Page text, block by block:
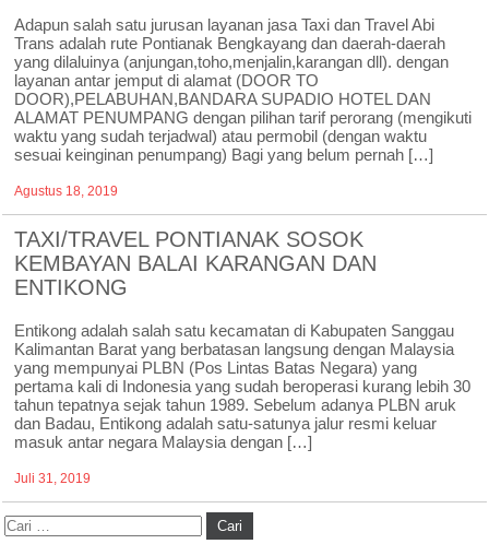
Adapun salah satu jurusan layanan jasa Taxi dan Travel Abi
Trans adalah rute Pontianak Bengkayang dan daerah-daerah
yang dilaluinya (anjungan,toho,menjalin,karangan dll). dengan
layanan antar jemput di alamat (DOOR TO
DOOR),PELABUHAN,BANDARA SUPADIO HOTEL DAN
ALAMAT PENUMPANG dengan pilihan tarif perorang (mengikuti
waktu yang sudah terjadwal) atau permobil (dengan waktu
sesuai keinginan penumpang) Bagi yang belum pernah […]
Agustus 18, 2019
TAXI/TRAVEL PONTIANAK SOSOK
KEMBAYAN BALAI KARANGAN DAN
ENTIKONG
Entikong adalah salah satu kecamatan di Kabupaten Sanggau
Kalimantan Barat yang berbatasan langsung dengan Malaysia
yang mempunyai PLBN (Pos Lintas Batas Negara) yang
pertama kali di Indonesia yang sudah beroperasi kurang lebih 30
tahun tepatnya sejak tahun 1989. Sebelum adanya PLBN aruk
dan Badau, Entikong adalah satu-satunya jalur resmi keluar
masuk antar negara Malaysia dengan […]
Juli 31, 2019